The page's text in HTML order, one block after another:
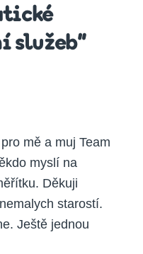
služeb”
mě a muj Team
myslí na
Děkuji
starostí.
Ještě jednou